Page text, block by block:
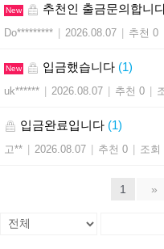
New 추천인 출금문의합니
Do********* 2026.08.07 추천 0
New 입금했습니다 (1)
uk****** 2026.08.07 추천 0
입금완료입니다 (1)
고** 2026.08.07 추천 0 조회
1 »